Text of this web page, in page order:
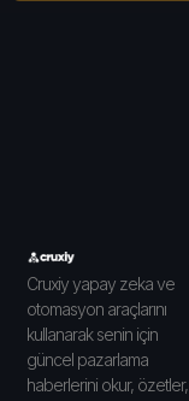
Cruxiy yapay zeka ve
otomasyon araçlarını
kullanarak senin için
güncel pazarlama
haberlerini okur, özetler,